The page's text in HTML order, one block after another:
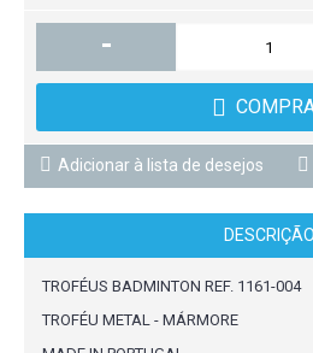
-
Adicionar à lista de desejos
DESCRIÇÃO
TROFÉUS BADMINTON REF. 1161-004
TROFÉU METAL - MÁRMORE